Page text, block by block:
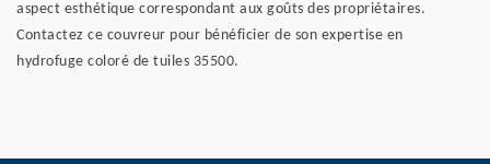
aspect esthétique correspondant aux goûts des propriétaires.
Contactez ce couvreur pour bénéficier de son expertise en
hydrofuge coloré de tuiles 35500.